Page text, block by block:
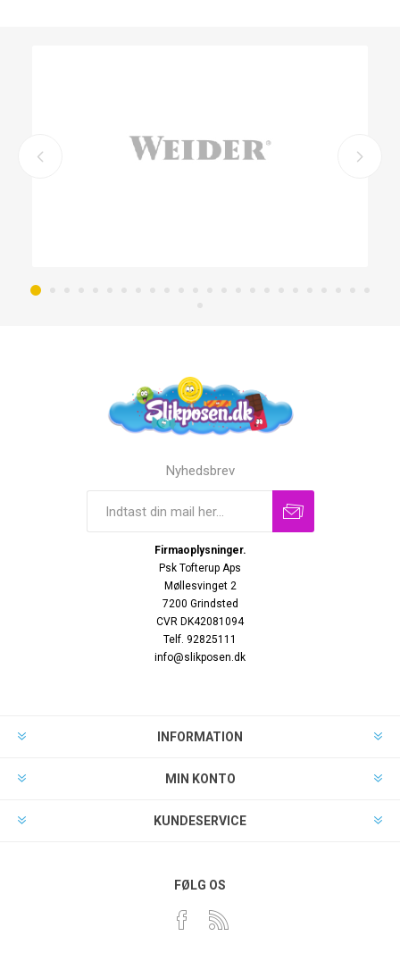
Nyhedsbrev
Firmaoplysninger.
Psk Tofterup Aps
Møllesvinget 2
7200 Grindsted
CVR DK42081094
Telf. 92825111
info@slikposen.dk
INFORMATION
MIN KONTO
KUNDESERVICE
FØLG OS